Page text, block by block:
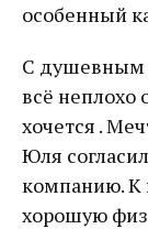
особенный
С душевным
всё неплохо
хочется .
Юля
компанию. К
хорошую